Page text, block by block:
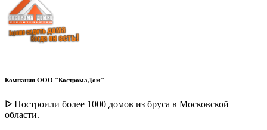
Компания ООО "КостромаДом"
ᐅ Построили более 1000 домов из бруса в Московской
области.